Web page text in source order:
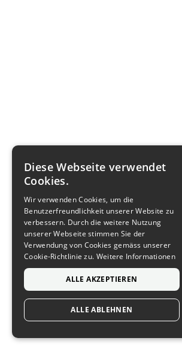
Diese Webseite verwendet
Cookies.
Wir verwenden Cookies, um die
Benutzerfreundlichkeit unserer Website zu
verbessern. Durch die weitere Nutzung
unserer Webseite stimmen Sie der
Verwendung von Cookies gemäss unserer
Cookie-Richtlinie zu. Weitere Informationen
ALLE AKZEPTIEREN
ALLE ABLEHNEN